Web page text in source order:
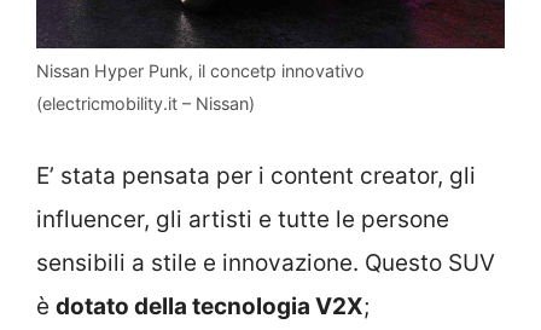
Nissan Hyper Punk, il concetp innovativo
(electricmobility.it – Nissan)
E’ stata pensata per i content creator, gli
influencer, gli artisti e tutte le persone
sensibili a stile e innovazione. Questo SUV
è dotato della tecnologia V2X;